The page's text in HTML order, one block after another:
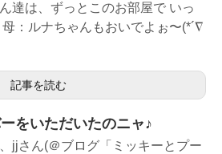
達は、ずっとこのお部屋で いっ
：ルナちゃんもおいでよぉ〜(*´∇
記事を読む
をいただいたのニャ♪
jjさん(＠ブログ「ミッキーとプー